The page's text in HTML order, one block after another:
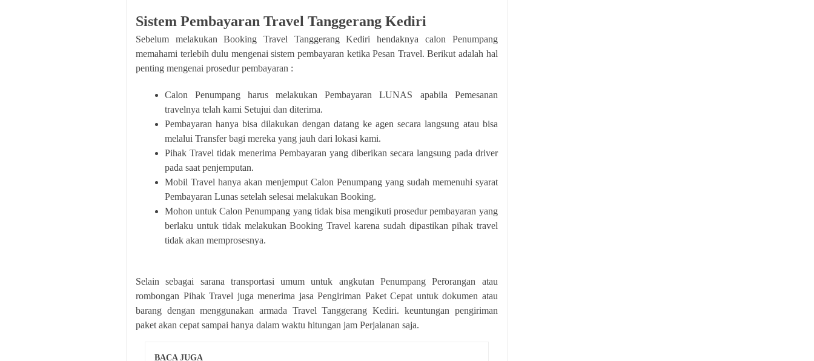
Sistem Pembayaran Travel Tanggerang Kediri
Sebelum melakukan Booking Travel Tanggerang Kediri hendaknya calon Penumpang
memahami terlebih dulu mengenai sistem pembayaran ketika Pesan Travel. Berikut adalah hal
penting mengenai prosedur pembayaran :
Calon Penumpang harus melakukan Pembayaran LUNAS apabila Pemesanan
travelnya telah kami Setujui dan diterima.
Pembayaran hanya bisa dilakukan dengan datang ke agen secara langsung atau bisa
melalui Transfer bagi mereka yang jauh dari lokasi kami.
Pihak Travel tidak menerima Pembayaran yang diberikan secara langsung pada driver
pada saat penjemputan.
Mobil Travel hanya akan menjemput Calon Penumpang yang sudah memenuhi syarat
Pembayaran Lunas setelah selesai melakukan Booking.
Mohon untuk Calon Penumpang yang tidak bisa mengikuti prosedur pembayaran yang
berlaku untuk tidak melakukan Booking Travel karena sudah dipastikan pihak travel
tidak akan memprosesnya.
Selain sebagai sarana transportasi umum untuk angkutan Penumpang Perorangan atau
rombongan Pihak Travel juga menerima jasa Pengiriman Paket Cepat untuk dokumen atau
barang dengan menggunakan armada Travel Tanggerang Kediri. keuntungan pengiriman
paket akan cepat sampai hanya dalam waktu hitungan jam Perjalanan saja.
BACA JUGA